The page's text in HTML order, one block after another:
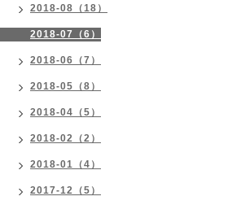
2018-08（18）
2018-07（6）
2018-06（7）
2018-05（8）
2018-04（5）
2018-02（2）
2018-01（4）
2017-12（5）